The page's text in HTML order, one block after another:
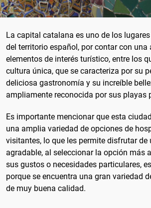
La capital catalana es uno de los
del territorio español, por contar con
elementos de interés turístico, entre los
cultura única, que se caracteriza por su
deliciosa gastronomía y su increíble
ampliamente reconocida por sus playas
Es importante mencionar que esta
una amplia variedad de opciones de
visitantes, lo que les permite disfrutar de
agradable, al seleccionar la opción más
sus gustos o necesidades particulares,
porque se encuentra una gran variedad
de muy buena calidad.